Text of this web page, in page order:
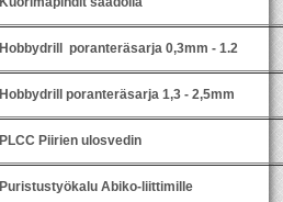
Hobbydrill poranteräsarja 0,3mm - 1.2
Hobbydrill poranteräsarja 1,3 - 2,5mm
PLCC Piirien ulosvedin
Puristustyökalu Abiko-liittimille